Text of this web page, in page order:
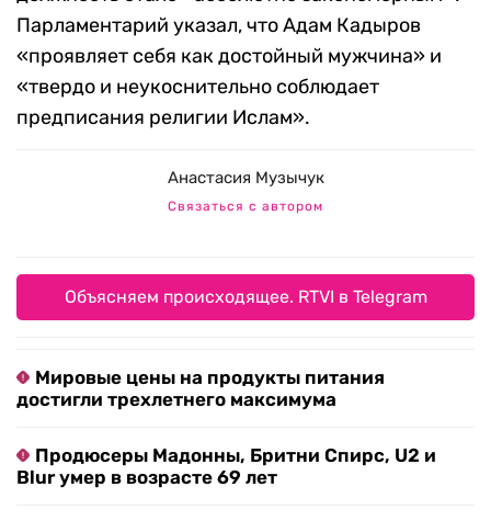
Парламентарий указал, что Адам Кадыров
«проявляет себя как достойный мужчина» и
«твердо и неукоснительно соблюдает
предписания религии Ислам».
Анастасия Музычук
Связаться с автором
Объясняем происходящее. RTVI в Telegram
Мировые цены на продукты питания
достигли трехлетнего максимума
Продюсеры Мадонны, Бритни Спирс, U2 и
Blur умер в возрасте 69 лет